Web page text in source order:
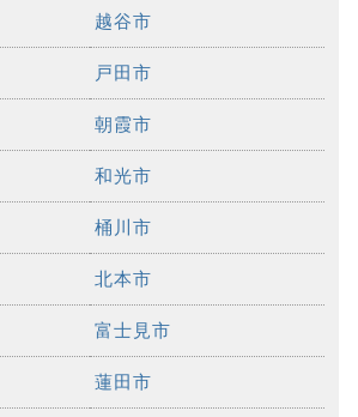
越谷市
戸田市
朝霞市
和光市
桶川市
北本市
富士見市
蓮田市